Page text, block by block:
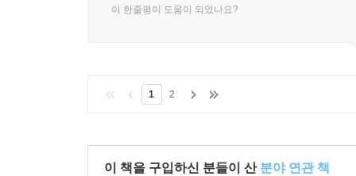
이 한줄평이 도움이 되었나요?
1 2
이 책을 구입하신 분들이 산 분야 연관 책